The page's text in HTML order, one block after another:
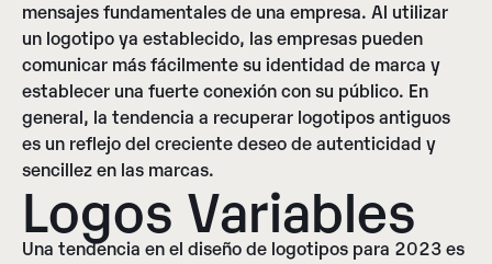
mensajes fundamentales de una empresa. Al utilizar
un logotipo ya establecido, las empresas pueden
comunicar más fácilmente su identidad de marca y
establecer una fuerte conexión con su público. En
general, la tendencia a recuperar logotipos antiguos
es un reflejo del creciente deseo de autenticidad y
sencillez en las marcas.
Logos Variables​
Una tendencia en el diseño de logotipos para 2023 es